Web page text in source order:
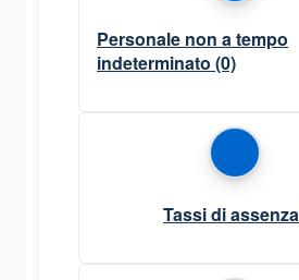
Personale non a tempo
indeterminato (0)
Tassi di assenza